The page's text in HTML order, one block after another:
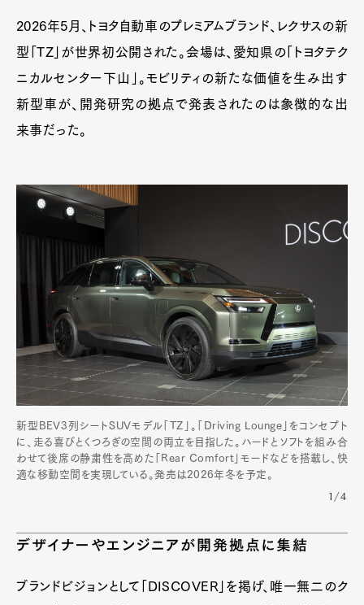
2026年5月、トヨタ自動車のプレミアムブランド、レクサスの新
型「TZ」が世界初公開された。会場は、愛知県の「トヨタテク
ニカルセンター下山」。モビリティの新たな価値を生み出す
新型車が、開発研究の拠点で発表されたのは象徴的な出
来事だった。
新型BEV3列シートSUVモデル「TZ」。「Driving Lounge」をコンセプト
に、走る喜びとくつろぎの空間の両立を目指した。ハードとソフトを組み合
わせて後席の静粛性を高めた「Rear Comfort」モードなどを搭載し、快
適な移動空間を実現している。発売は2026年冬を予定。
1/4
デザイナーやエンジニアが開発拠点に集結
ブランドビジョンとして「DISCOVER」を掲げ、唯一無二のク